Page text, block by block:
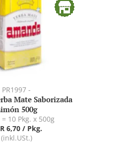
PR1997 -
Mate Saborizada
500g
10 Pkg. x 500g
6,70 / Pkg.
(inkl.USt.)